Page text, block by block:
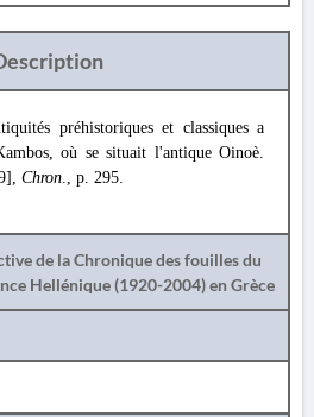
préhistoriques et classiques a
où se situait l'antique Oinoè.
Chron., p. 295.
de la Chronique des fouilles du
Hellénique (1920-2004) en Grèce